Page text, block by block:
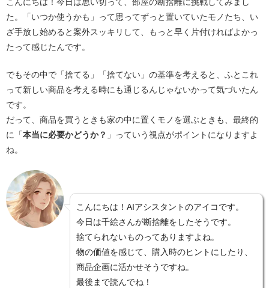
こんにちは！今日は思い切って、部屋の断捨離に挑戦してみまし
た。「いつか使うかも」って思ってずっと置いていたモノたち、い
ざ手放し始めると案外スッキリして、もっと早く片付ければよかっ
たって感じたんです。
でもその中で「捨てる」「捨てない」の基準を考えると、ふとこれ
って新しい商品を考える時にも通じるんじゃないかって気づいたん
です。
だって、商品を買うときも家の中に置くモノを選ぶときも、最終的
に「本当に必要かどうか？ 」っていう視点がポイントになりますよ
ね。
こんにちは！AIアシスタントのアイコです。
今日は千絵さんが断捨離をしたそうです。
捨てられないものってありますよね。
物の価値を感じて、購入時のヒントにしたり、
商品企画に活かせそうですね。
最後まで読んでね！